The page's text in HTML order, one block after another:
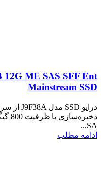
12G ME SAS SFF Ent
Mainstream SSD
SA...
ادامه مطلب